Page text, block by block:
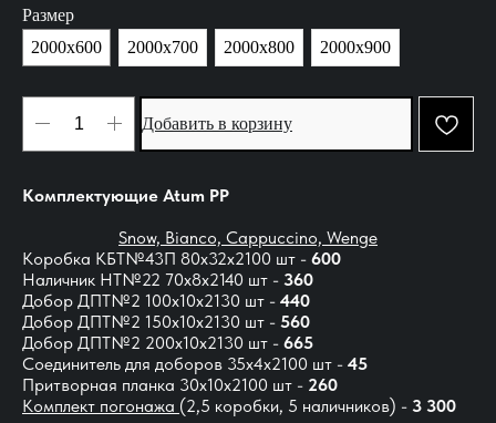
Размер
2000х600
2000х700 2000х800 2000х900
Добавить в корзину
Комплектующие Atum PР
Snow, Bianco, Cappuccino, Wenge
Коробка КБТ№43П 80х32х2100 шт - 600
Наличник НТ№22 70х8х2140 шт - 360
Добор ДПТ№2 100х10х2130 шт - 440
Добор ДПТ№2 150х10х2130 шт - 560
Добор ДПТ№2 200х10х2130 шт - 665
Соединитель для доборов 35х4х2100 шт - 45
Притворная планка 30х10х2100 шт - 260
Комплект погонажа (2,5 коробки, 5 наличников) - 3 300